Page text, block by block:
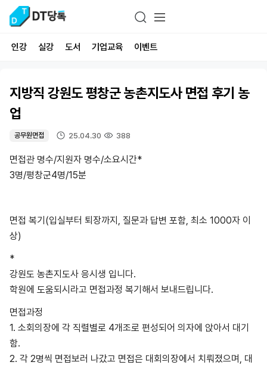
인강 실강 도서 기업교육 이벤트
지방직 강원도 평창군 농촌지도사 면접 후기 농
업
공무원면접 25.04.30 388
면접관 명수/지원자 명수/소요시간*
3명/평창군4명/15분
면접 복기(입실부터 퇴장까지, 질문과 답변 포함, 최소 1000자 이
상)
*
강원도 농촌지도사 응시생 입니다.
학원에 도움되시라고 면접과정 복기해서 보내드립니다.
면접과정
1. 소회의장에 각 직렬별로 4개조로 편성되어 의자에 앉아서 대기
함.
2. 각 2명씩 면접보러 나갔고 면접은 대회의장에서 치뤄졌으며, 대